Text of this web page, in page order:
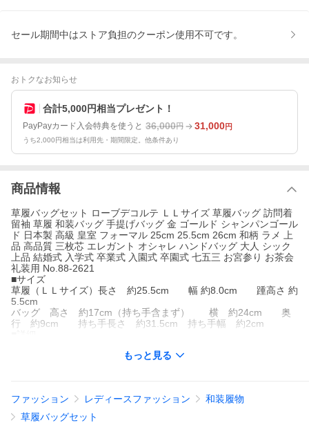
セール期間中はストア負担のクーポン使用不可です。
おトクなお知らせ
合計5,000円相当プレゼント！
PayPayカード入会特典を使うと 36,000円 31,000円
うち2,000円相当は利用先・期間限定。他条件あり
商品情報
草履バッグセット ローブデコルテ ＬＬサイズ 草履バッグ 訪問着
留袖 草履 和装バッグ 手提げバッグ 金 ゴールド シャンパンゴール
ド 日本製 高級 皇室 フォーマル 25cm 25.5cm 26cm 和柄 ラメ 上
品 高品質 三枚芯 エレガント オシャレ ハンドバッグ 大人 シック
上品 結婚式 入学式 卒業式 入園式 卒園式 七五三 お宮参り お茶会
礼装用 No.88-2621
■サイズ
草履（ＬＬサイズ）長さ 約25.5cm 幅 約8.0cm 踵高さ 約
5.5cm
バッグ 高さ 約17cm（持ち手含まず） 横 約24cm 奥
行 約9cm 持ち手長さ 約31.5cm 持ち手幅 約2cm
■合せる着物
黒留袖 訪問着 付下げ 色無地 など
■着用シーズン
もっと見る
ファッション レディースファッション
和装履物
草履バッグセット